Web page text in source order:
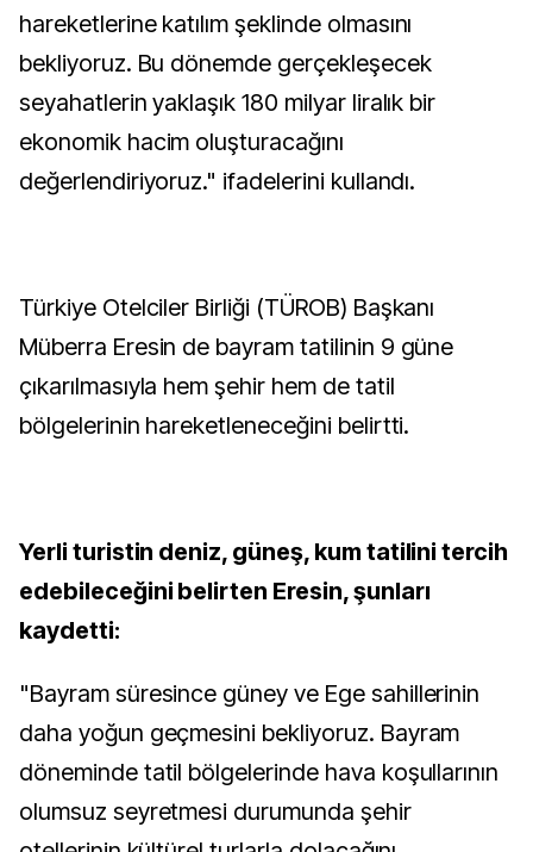
hareketlerine katılım şeklinde olmasını
bekliyoruz. Bu dönemde gerçekleşecek
seyahatlerin yaklaşık 180 milyar liralık bir
ekonomik hacim oluşturacağını
değerlendiriyoruz." ifadelerini kullandı.
Türkiye Otelciler Birliği (TÜROB) Başkanı
Müberra Eresin de bayram tatilinin 9 güne
çıkarılmasıyla hem şehir hem de tatil
bölgelerinin hareketleneceğini belirtti.
Yerli turistin deniz, güneş, kum tatilini tercih
edebileceğini belirten Eresin, şunları
kaydetti:
"Bayram süresince güney ve Ege sahillerinin
daha yoğun geçmesini bekliyoruz. Bayram
döneminde tatil bölgelerinde hava koşullarının
olumsuz seyretmesi durumunda şehir